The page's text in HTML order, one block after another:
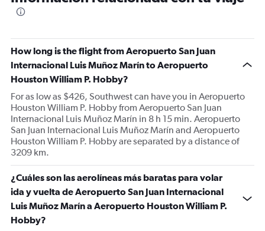
How long is the flight from Aeropuerto San Juan
Internacional Luis Muñoz Marín to Aeropuerto
Houston William P. Hobby?
For as low as $426, Southwest can have you in Aeropuerto
Houston William P. Hobby from Aeropuerto San Juan
Internacional Luis Muñoz Marín in 8 h 15 min. Aeropuerto
San Juan Internacional Luis Muñoz Marín and Aeropuerto
Houston William P. Hobby are separated by a distance of
3209 km.
¿Cuáles son las aerolíneas más baratas para volar
ida y vuelta de Aeropuerto San Juan Internacional
Luis Muñoz Marín a Aeropuerto Houston William P.
Hobby?